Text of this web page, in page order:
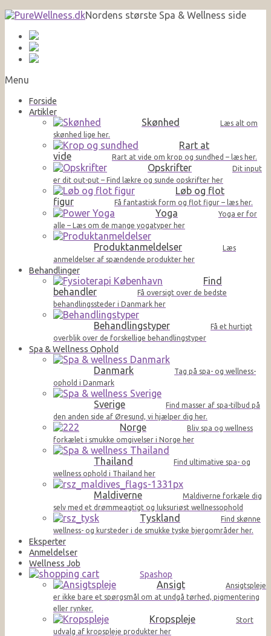
Nordens største Spa & Wellness side
Menu
Forside
Artikler
Skønhed
Læs alt om
skønhed lige her.
Rart at
vide
Rart at vide om krop og sundhed – læs her.
Opskrifter
Dit input
er dit out-put – Find lækre og sunde opskrifter her
Løb og flot
figur
Få fantastisk form og flot figur – læs her.
Yoga
Yoga er for
alle – Læs om de mange yogatyper her
Produktanmeldelser
Læs
anmeldelser af spændende produkter her
Behandlinger
Find
behandler
Få oversigt over de bedste
behandlingssteder i Danmark her
Behandlingstyper
Få et hurtigt
overblik over de forskellige behandlingstyper
Spa & Wellness Ophold
Danmark
Tag på spa- og wellness-
ophold i Danmark
Sverige
Find masser af spa-tilbud på
den anden side af Øresund, vi hjælper dig her.
Norge
Bliv spa og wellness
forkælet i smukke omgivelser i Norge her
Thailand
Find ultimative spa- og
wellness ophold i Thailand her
Maldiverne
Maldiverne forkæle dig
selv med et drømmeagtigt og luksuriøst wellnessophold
Tyskland
Find skønne
wellness- og kursteder i de smukke tyske bjergområder her.
Eksperter
Anmeldelser
Wellness Job
Spashop
Ansigt
Ansigtspleje
er ikke bare et spørgsmål om at undgå tørhed, pigmentering
eller rynker.
Kropspleje
Stort
udvalg af kropspleje produkter her